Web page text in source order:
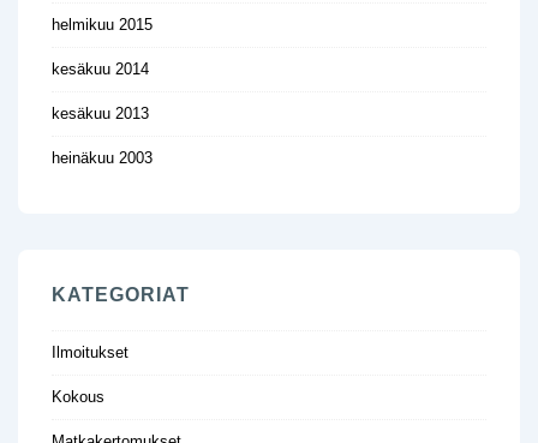
helmikuu 2015
kesäkuu 2014
kesäkuu 2013
heinäkuu 2003
KATEGORIAT
Ilmoitukset
Kokous